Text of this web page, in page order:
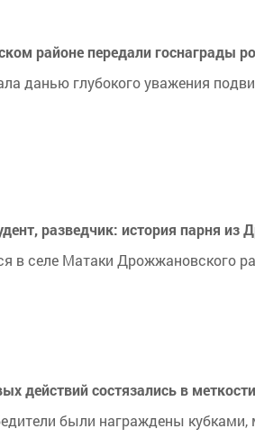
районе передали госнаграды
данью глубокого уважения
разведчик: история парня
в селе Матаки Дрожжановского
действий состязались в
были награждены